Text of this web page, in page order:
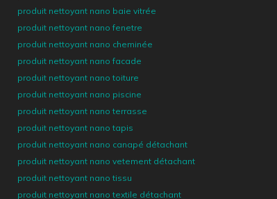
produit nettoyant nano baie vitrée
produit nettoyant nano fenetre
produit nettoyant nano cheminée
produit nettoyant nano facade
produit nettoyant nano toiture
produit nettoyant nano piscine
produit nettoyant nano terrasse
produit nettoyant nano tapis
produit nettoyant nano canapé détachant
produit nettoyant nano vetement détachant
produit nettoyant nano tissu
produit nettoyant nano textile détachant